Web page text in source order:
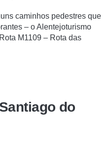
caminhos pedestres que
– o Alentejoturismo
M1109 – Rota das
do